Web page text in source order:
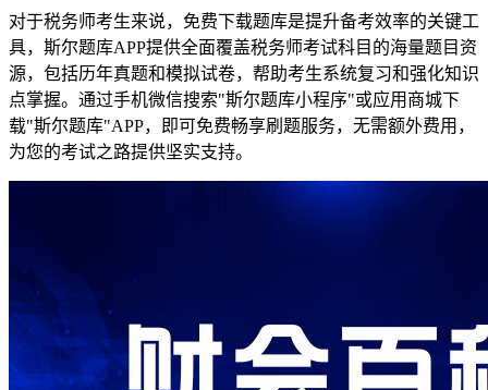
对于税务师考生来说，免费下载题库是提升备考效率的关键工
具，斯尔题库APP提供全面覆盖税务师考试科目的海量题目资
源，包括历年真题和模拟试卷，帮助考生系统复习和强化知识
点掌握。通过手机微信搜索"斯尔题库小程序"或应用商城下
载"斯尔题库"APP，即可免费畅享刷题服务，无需额外费用，
为您的考试之路提供坚实支持。